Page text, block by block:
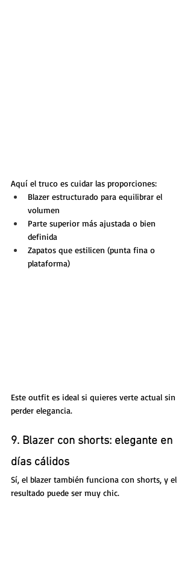
Aquí el truco es cuidar las proporciones:
Blazer estructurado para equilibrar el
volumen
Parte superior más ajustada o bien
definida
Zapatos que estilicen (punta fina o
plataforma)
Este outfit es ideal si quieres verte actual sin
perder elegancia.
9. Blazer con shorts: elegante en
días cálidos
Sí, el blazer también funciona con shorts, y el
resultado puede ser muy chic.